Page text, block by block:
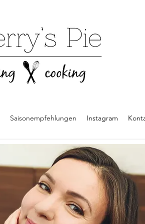
Saisonempfehlungen Instagram